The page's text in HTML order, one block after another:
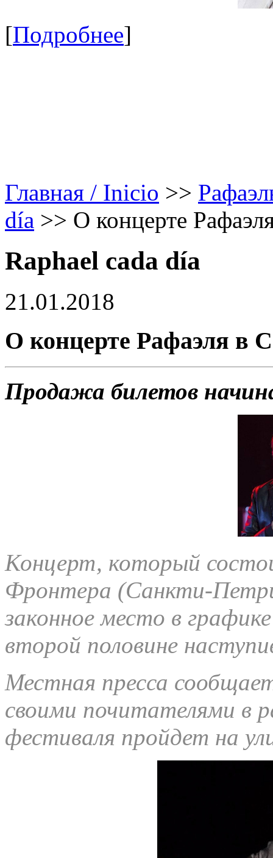
[Подробнее]
Главная / Inicio >>
día >> О концерте
Raphael cada día
21.01.2018
О концерте Рафаэля в
Продажа билетов
Концерт, который
Фронтера (Санкти-
законное место в
второй половине
Местная пресса
своими почитателями в
фестиваля пройдет на